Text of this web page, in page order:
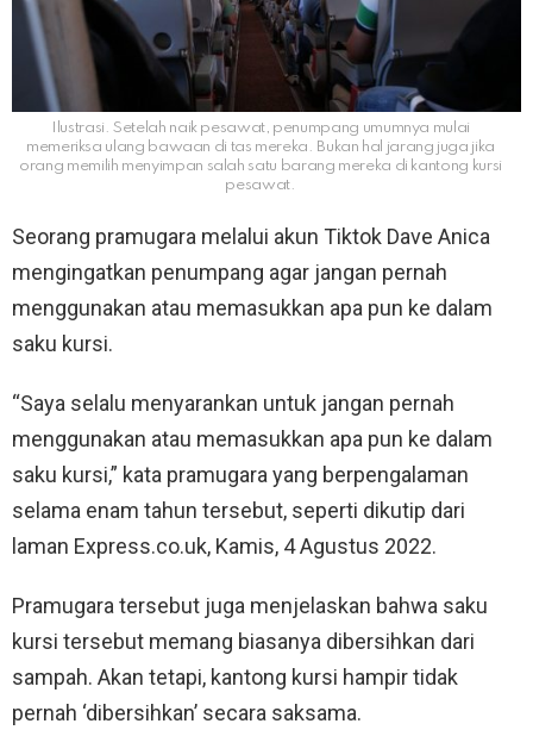
Ilustrasi. Setelah naik pesawat, penumpang umumnya mulai
memeriksa ulang bawaan di tas mereka. Bukan hal jarang juga jika
orang memilih menyimpan salah satu barang mereka di kantong kursi
pesawat.
Seorang pramugara melalui akun Tiktok Dave Anica
mengingatkan penumpang agar jangan pernah
menggunakan atau memasukkan apa pun ke dalam
saku kursi.
“Saya selalu menyarankan untuk jangan pernah
menggunakan atau memasukkan apa pun ke dalam
saku kursi,” kata pramugara yang berpengalaman
selama enam tahun tersebut, seperti dikutip dari
laman Express.co.uk, Kamis, 4 Agustus 2022.
Pramugara tersebut juga menjelaskan bahwa saku
kursi tersebut memang biasanya dibersihkan dari
sampah. Akan tetapi, kantong kursi hampir tidak
pernah ‘dibersihkan’ secara saksama.